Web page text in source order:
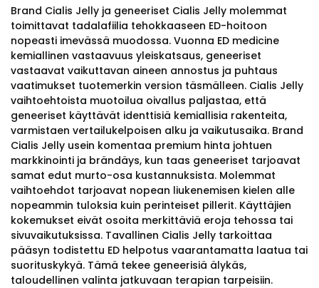
Brand Cialis Jelly ja geneeriset Cialis Jelly molemmat
toimittavat tadalafiilia tehokkaaseen ED-hoitoon
nopeasti imevässä muodossa. Vuonna ED medicine
kemiallinen vastaavuus yleiskatsaus, geneeriset
vastaavat vaikuttavan aineen annostus ja puhtaus
vaatimukset tuotemerkin version täsmälleen. Cialis Jelly
vaihtoehtoista muotoilua oivallus paljastaa, että
geneeriset käyttävät identtisiä kemiallisia rakenteita,
varmistaen vertailukelpoisen alku ja vaikutusaika. Brand
Cialis Jelly usein komentaa premium hinta johtuen
markkinointi ja brändäys, kun taas geneeriset tarjoavat
samat edut murto-osa kustannuksista. Molemmat
vaihtoehdot tarjoavat nopean liukenemisen kielen alle
nopeammin tuloksia kuin perinteiset pillerit. Käyttäjien
kokemukset eivät osoita merkittäviä eroja tehossa tai
sivuvaikutuksissa. Tavallinen Cialis Jelly tarkoittaa
pääsyn todistettu ED helpotus vaarantamatta laatua tai
suorituskykyä. Tämä tekee geneerisiä älykäs,
taloudellinen valinta jatkuvaan terapian tarpeisiin.